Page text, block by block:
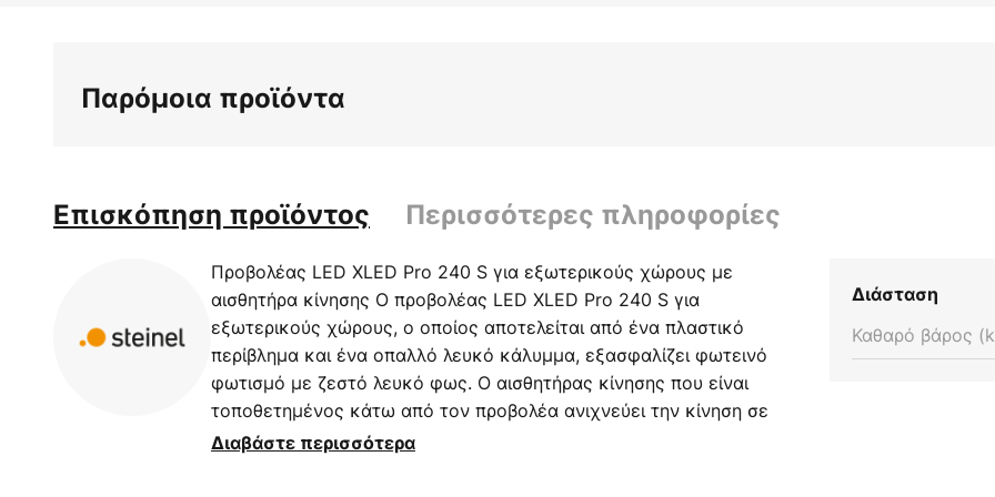
συλλογής
Παρόμοια προϊόντα
Επισκόπηση προϊόντος Περισσότερες πληροφορίες
Προβολέας LED XLED Pro 240 S για εξωτερικούς χώρους με
αισθητήρα κίνησης Ο προβολέας LED XLED Pro 240 S για
εξωτερικούς χώρους, ο οποίος αποτελείται από ένα πλαστικό
περίβλημα και ένα οπαλλό λευκό κάλυμμα, εξασφαλίζει φωτεινό
φωτισμό με ζεστό λευκό φως. Ο αισθητήρας κίνησης που είναι
τοποθετημένος κάτω από τον προβολέα ανιχνεύει την κίνηση σε
ευρεία γωνία 240° και εμβέλεια έως 12 μέτρα και ανάβει
Διαβάστε περισσότερα
Διάσταση
Καθαρό βάρος